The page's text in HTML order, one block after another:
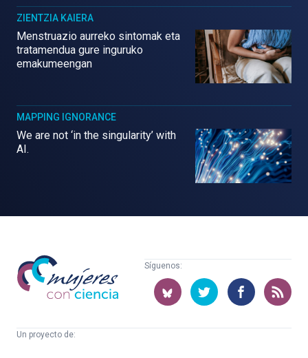
ZIENTZIA KAIERA
Menstruazio aurreko sintomak eta
tratamendua gure inguruko
emakumeengan
MAPPING IGNORANCE
We are not ‘in the singularity’ with
AI.
Mujeres
con
ciencia
Síguenos:
Un proyecto de: